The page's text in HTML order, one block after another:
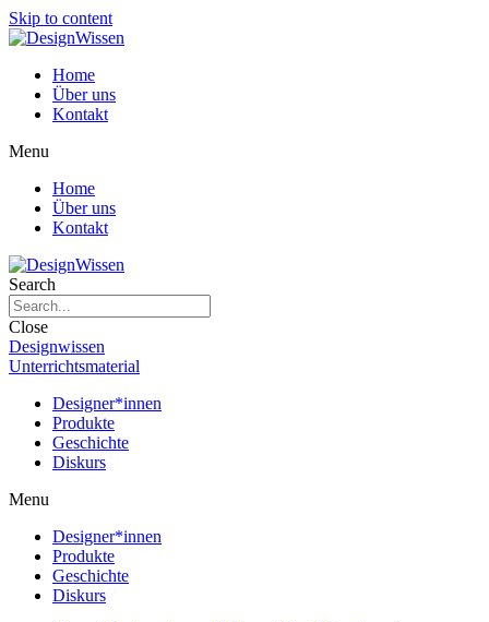
Skip to content
Home
Über uns
Kontakt
Menu
Home
Über uns
Kontakt
Search
Close
Designwissen
Unterrichtsmaterial
Designer*innen
Produkte
Geschichte
Diskurs
Menu
Designer*innen
Produkte
Geschichte
Diskurs